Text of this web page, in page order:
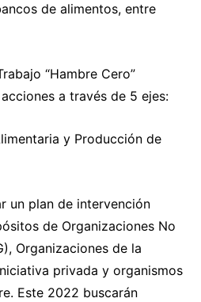
de alimentos, entre
“Hambre Cero”
a través de 5 ejes:
y Producción de
un plan de intervención
de Organizaciones No
Organizaciones de la
privada y organismos
Este 2022 buscarán